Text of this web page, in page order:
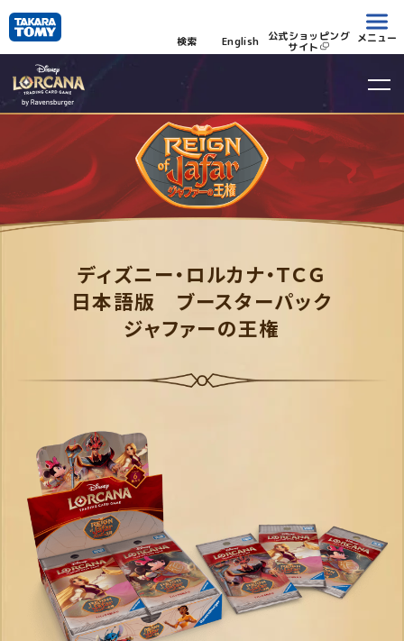
検索 English 公式ショッピング
サイト
メニュー
ディズニー・ロルカナ・ＴＣＧ
日本語版 ブースターパック
ジャファーの王権